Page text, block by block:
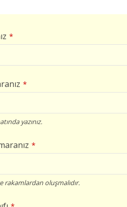
*
*
yazınız.
*
rakamlardan oluşmalıdır.